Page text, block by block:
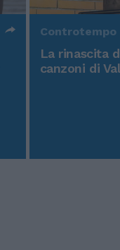
Controtempo
La rinascita
canzoni di